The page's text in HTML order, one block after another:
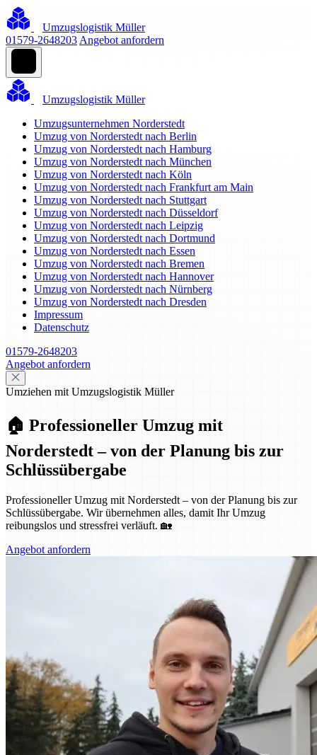
Umzugslogistik Müller
01579-2648203 Angebot anfordern
Umzugslogistik Müller
Umzugsunternehmen Norderstedt
Umzug von Norderstedt nach Berlin
Umzug von Norderstedt nach Hamburg
Umzug von Norderstedt nach München
Umzug von Norderstedt nach Köln
Umzug von Norderstedt nach Frankfurt am Main
Umzug von Norderstedt nach Stuttgart
Umzug von Norderstedt nach Düsseldorf
Umzug von Norderstedt nach Leipzig
Umzug von Norderstedt nach Dortmund
Umzug von Norderstedt nach Essen
Umzug von Norderstedt nach Bremen
Umzug von Norderstedt nach Hannover
Umzug von Norderstedt nach Nürnberg
Umzug von Norderstedt nach Dresden
Impressum
Datenschutz
01579-2648203
Angebot anfordern
Umziehen mit Umzugslogistik Müller
🏠 Professioneller Umzug mit
Norderstedt – von der Planung bis zur
Schlüssübergabe
Professioneller Umzug mit Norderstedt – von der Planung bis zur
Schlüssübergabe. Wir übernehmen alles, damit Ihr Umzug
reibungslos und stressfrei verläuft. 🏡
Angebot anfordern